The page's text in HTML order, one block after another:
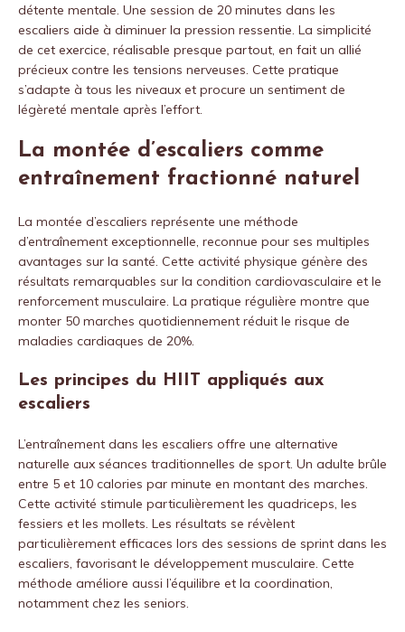
détente mentale. Une session de 20 minutes dans les
escaliers aide à diminuer la pression ressentie. La simplicité
de cet exercice, réalisable presque partout, en fait un allié
précieux contre les tensions nerveuses. Cette pratique
s’adapte à tous les niveaux et procure un sentiment de
légèreté mentale après l’effort.
La montée d’escaliers comme
entraînement fractionné naturel
La montée d’escaliers représente une méthode
d’entraînement exceptionnelle, reconnue pour ses multiples
avantages sur la santé. Cette activité physique génère des
résultats remarquables sur la condition cardiovasculaire et le
renforcement musculaire. La pratique régulière montre que
monter 50 marches quotidiennement réduit le risque de
maladies cardiaques de 20%.
Les principes du HIIT appliqués aux
escaliers
L’entraînement dans les escaliers offre une alternative
naturelle aux séances traditionnelles de sport. Un adulte brûle
entre 5 et 10 calories par minute en montant des marches.
Cette activité stimule particulièrement les quadriceps, les
fessiers et les mollets. Les résultats se révèlent
particulièrement efficaces lors des sessions de sprint dans les
escaliers, favorisant le développement musculaire. Cette
méthode améliore aussi l’équilibre et la coordination,
notamment chez les seniors.